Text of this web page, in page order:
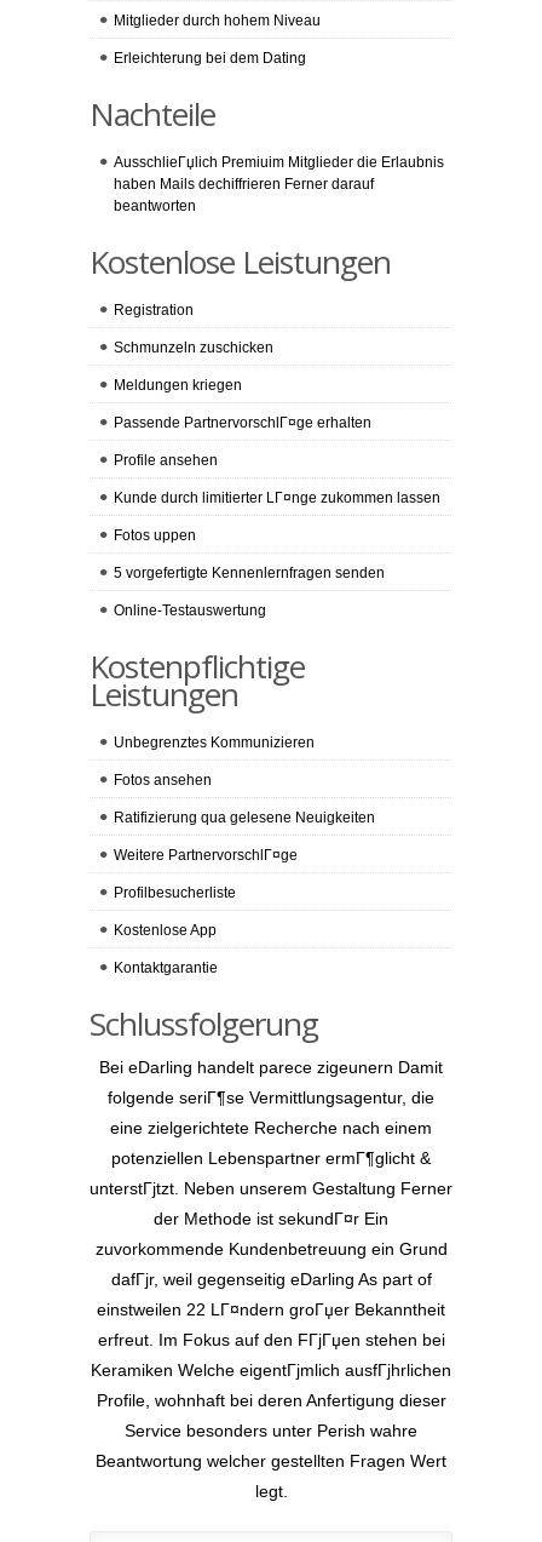
Mitglieder durch hohem Niveau
Erleichterung bei dem Dating
Nachteile
AusschlieГџlich Premiuim Mitglieder die Erlaubnis
haben Mails dechiffrieren Ferner darauf
beantworten
Kostenlose Leistungen
Registration
Schmunzeln zuschicken
Meldungen kriegen
Passende PartnervorschlГ¤ge erhalten
Profile ansehen
Kunde durch limitierter LГ¤nge zukommen lassen
Fotos uppen
5 vorgefertigte Kennenlernfragen senden
Online-Testauswertung
Kostenpflichtige
Leistungen
Unbegrenztes Kommunizieren
Fotos ansehen
Ratifizierung qua gelesene Neuigkeiten
Weitere PartnervorschlГ¤ge
Profilbesucherliste
Kostenlose App
Kontaktgarantie
Schlussfolgerung
Bei eDarling handelt parece zigeunern Damit
folgende seriГ¶se Vermittlungsagentur, die
eine zielgerichtete Recherche nach einem
potenziellen Lebenspartner ermГ¶glicht &
unterstГјtzt. Neben unserem Gestaltung Ferner
der Methode ist sekundГ¤r Ein
zuvorkommende Kundenbetreuung ein Grund
dafГјr, weil gegenseitig eDarling As part of
einstweilen 22 LГ¤ndern groГџer Bekanntheit
erfreut. Im Fokus auf den FГјГџen stehen bei
Keramiken Welche eigentГјmlich ausfГјhrlichen
Profile, wohnhaft bei deren Anfertigung dieser
Service besonders unter Perish wahre
Beantwortung welcher gestellten Fragen Wert
legt.